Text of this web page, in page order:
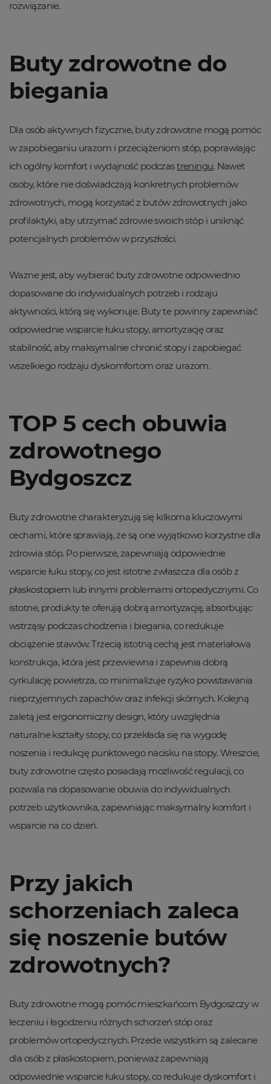
rozwiązanie.
Buty zdrowotne do
biegania
Dla osób aktywnych fizycznie, buty zdrowotne mogą pomóc
w zapobieganiu urazom i przeciążeniom stóp, poprawiając
ich ogólny komfort i wydajność podczastreningu. Nawet
osoby, które nie doświadczają konkretnych problemów
zdrowotnych, mogą korzystać z butów zdrowotnych jako
profilaktyki, aby utrzymać zdrowie swoich stóp i uniknąć
potencjalnych problemów w przyszłości.
Ważne jest, aby wybierać buty zdrowotne odpowiednio
dopasowane do indywidualnych potrzeb i rodzaju
aktywności, którą się wykonuje. Buty te powinny zapewniać
odpowiednie wsparcie łuku stopy, amortyzację oraz
stabilność, aby maksymalnie chronić stopy i zapobiegać
wszelkiego rodzaju dyskomfortom oraz urazom.
TOP 5 cech obuwia
zdrowotnego
Bydgoszcz
Buty zdrowotne charakteryzują się kilkoma kluczowymi
cechami, które sprawiają, że są one wyjątkowo korzystne dla
zdrowia stóp. Po pierwsze, zapewniają odpowiednie
wsparcie łuku stopy, co jest istotne zwłaszcza dla osób z
płaskostopiem lub innymi problemami ortopedycznymi. Co
istotne, produkty te oferują dobrą amortyzację, absorbując
wstrząsy podczas chodzenia i biegania, co redukuje
obciążenie stawów. Trzecią istotną cechą jest materiałowa
konstrukcja, która jest przewiewna i zapewnia dobrą
cyrkulację powietrza, co minimalizuje ryzyko powstawania
nieprzyjemnych zapachów oraz infekcji skórnych. Kolejną
zaletą jest ergonomiczny design, który uwzględnia
naturalne kształty stopy, co przekłada się na wygodę
noszenia i redukcję punktowego nacisku na stopy. Wreszcie,
buty zdrowotne często posiadają możliwość regulacji, co
pozwala na dopasowanie obuwia do indywidualnych
potrzeb użytkownika, zapewniając maksymalny komfort i
wsparcie na co dzień.
Przy jakich
schorzeniach zaleca
się noszenie butów
zdrowotnych?
Buty zdrowotne mogą pomóc mieszkańcom Bydgoszczy w
leczeniu i łagodzeniu różnych schorzeń stóp oraz
problemów ortopedycznych. Przede wszystkim są zalecane
dla osób z płaskostopiem, ponieważ zapewniają
odpowiednie wsparcie łuku stopy, co redukuje dyskomfort i